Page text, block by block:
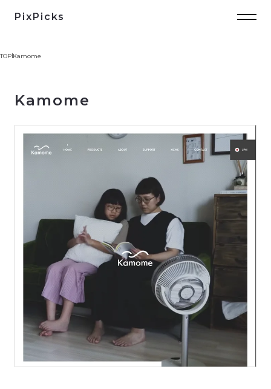
PixPicks
TOP Kamome
Kamome